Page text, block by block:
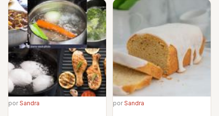
porSandra porSandra